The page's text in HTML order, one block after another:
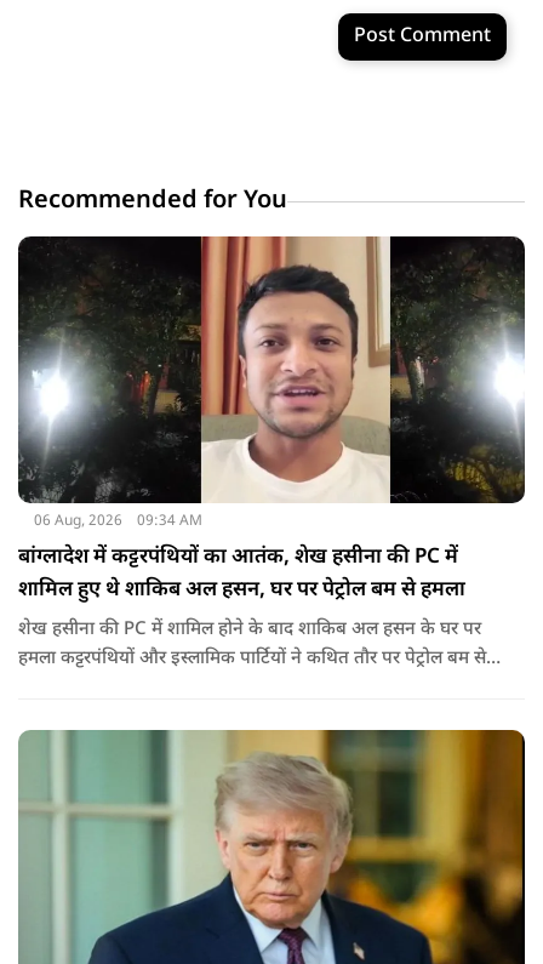
Post Comment
Recommended for You
06 Aug, 2026 09:34 AM
बांग्लादेश में कट्टरपंथियों का आतंक, शेख हसीना की PC में
शामिल हुए थे शाकिब अल हसन, घर पर पेट्रोल बम से हमला
शेख हसीना की PC में शामिल होने के बाद शाकिब अल हसन के घर पर
हमला कट्टरपंथियों और इस्लामिक पार्टियों ने कथित तौर पर पेट्रोल बम से
जरिए संबोधन दिया था.